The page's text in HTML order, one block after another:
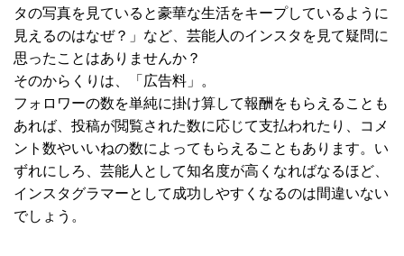
タの写真を見ていると豪華な生活をキープしているように
見えるのはなぜ？」など、芸能人のインスタを見て疑問に
思ったことはありませんか？
そのからくりは、「広告料」。
フォロワーの数を単純に掛け算して報酬をもらえることも
あれば、投稿が閲覧された数に応じて支払われたり、コメ
ント数やいいねの数によってもらえることもあります。い
ずれにしろ、芸能人として知名度が高くなればなるほど、
インスタグラマーとして成功しやすくなるのは間違いない
でしょう。